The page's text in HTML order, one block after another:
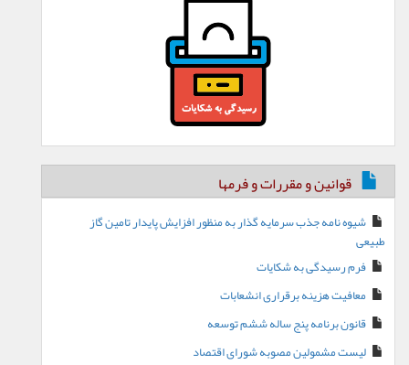
قوانین و مقررات و فرمها
شیوه نامه جذب سرمایه گذار به منظور افزایش پایدار تامین گاز
طبیعی
فرم رسیدگی به شکایات
معافیت هزینه برقراری انشعابات
قانون برنامه پنج ساله ششم توسعه
لیست مشمولین مصوبه شورای اقتصاد